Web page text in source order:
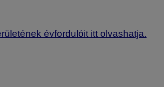
évfordulóit itt olvashatja.